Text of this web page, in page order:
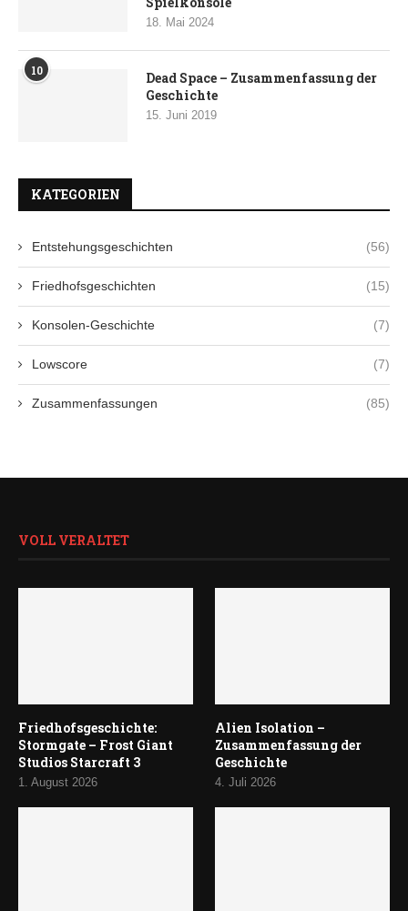
18. Mai 2024
10
Dead Space – Zusammenfassung der
Geschichte
15. Juni 2019
KATEGORIEN
Entstehungsgeschichten (56)
Friedhofsgeschichten (15)
Konsolen-Geschichte (7)
Lowscore (7)
Zusammenfassungen (85)
VOLL VERALTET
Friedhofsgeschichte:
Stormgate – Frost Giant
Studios Starcraft 3
1. August 2026
Alien Isolation –
Zusammenfassung der
Geschichte
4. Juli 2026